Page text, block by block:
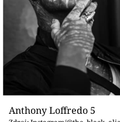
Anthony Loffredo 5